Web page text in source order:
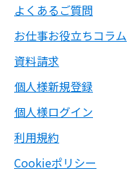
よくあるご質問
お仕事お役立ちコラム
資料請求
個人様新規登録
個人様ログイン
利用規約
Cookieポリシー